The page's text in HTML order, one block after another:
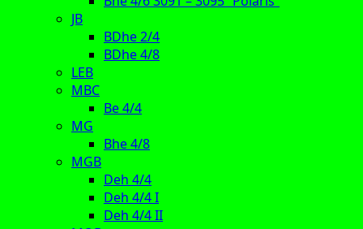
JB
BDhe 2/4
BDhe 4/8
LEB
MBC
Be 4/4
MG
Bhe 4/8
MGB
Deh 4/4
Deh 4/4 I
Deh 4/4 II